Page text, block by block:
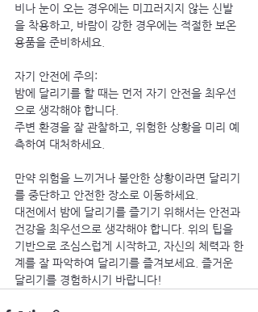
비나 눈이 오는 경우에는 미끄러지지 않는 신발
을 착용하고, 바람이 강한 경우에는 적절한 보온
용품을 준비하세요.
자기 안전에 주의:
밤에 달리기를 할 때는 먼저 자기 안전을 최우선
으로 생각해야 합니다.
주변 환경을 잘 관찰하고, 위험한 상황을 미리 예
측하여 대처하세요.
만약 위험을 느끼거나 불안한 상황이라면 달리기
를 중단하고 안전한 장소로 이동하세요.
대전에서 밤에 달리기를 즐기기 위해서는 안전과
건강을 최우선으로 생각해야 합니다. 위의 팁을
기반으로 조심스럽게 시작하고, 자신의 체력과 한
계를 잘 파악하여 달리기를 즐겨보세요. 즐거운
달리기를 경험하시기 바랍니다!